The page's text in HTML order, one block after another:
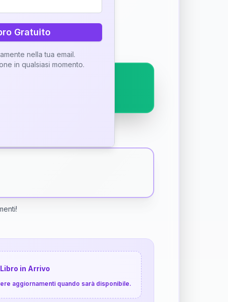
interpretazione
Libro in Arrivo
aggiornamenti quando sarà disponibile.
Gratuito
nella tua email.
in qualsiasi momento.